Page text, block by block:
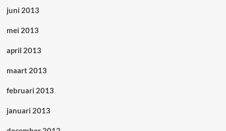
juni 2013
mei 2013
april 2013
maart 2013
februari 2013
januari 2013